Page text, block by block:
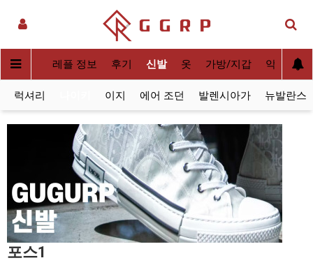
사[QC] 레플 정보 후기 신발 옷 가방/지갑 악세사리
럭셔리 이지 에어 조던 발렌시아가 뉴발란스
포스1